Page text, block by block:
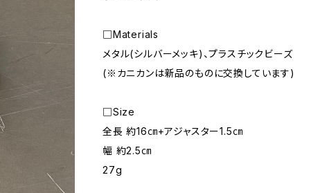
□Materials
メタル(シルバーメッキ)、プラスチックビーズ
(※カニカンは新品のものに交換しています)
□Size
全長 約16㎝+アジャスター1.5㎝
幅 約2.5㎝
27g